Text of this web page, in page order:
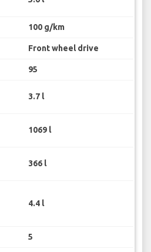
100 g/km
Front wheel drive
95
3.7 l
1069 l
366 l
4.4 l
5